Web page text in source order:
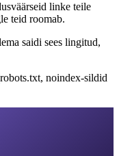
linke teile
teid roomab.
saidi sees lingitud,
noindex-sildid